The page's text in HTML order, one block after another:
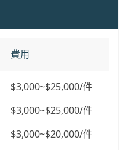
費用
$3,000~$25,000/件
$3,000~$25,000/件
$3,000~$20,000/件